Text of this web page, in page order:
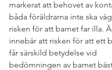
markerat att behovet av
båda föräldrarna inte ska
risken för att barnet far illa.
innebär att risken för att ett
får särskild betydelse vid
bedömningen av barnet